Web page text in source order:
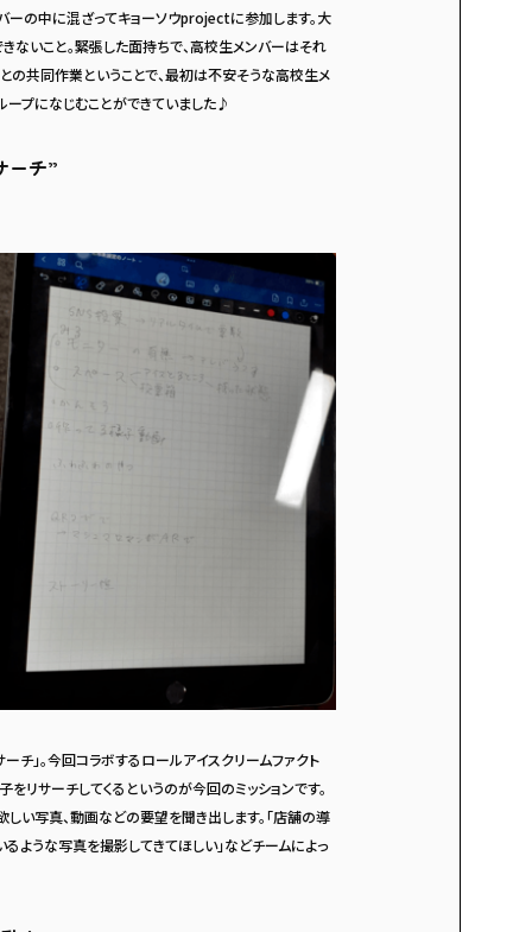
ーの中に混ざってキョーソウprojectに参加します。大
いこと。緊張した面持ちで、高校生メンバーはそれ
の共同作業ということで、最初は不安そうな高校生メ
プになじむことができていました♪
ーチ”
」。今回コラボするロールアイスクリームファクト
リサーチしてくるというのが今回のミッションです。
い写真、動画などの要望を聞き出します。「店舗の導
ような写真を撮影してきてほしい」などチームによっ